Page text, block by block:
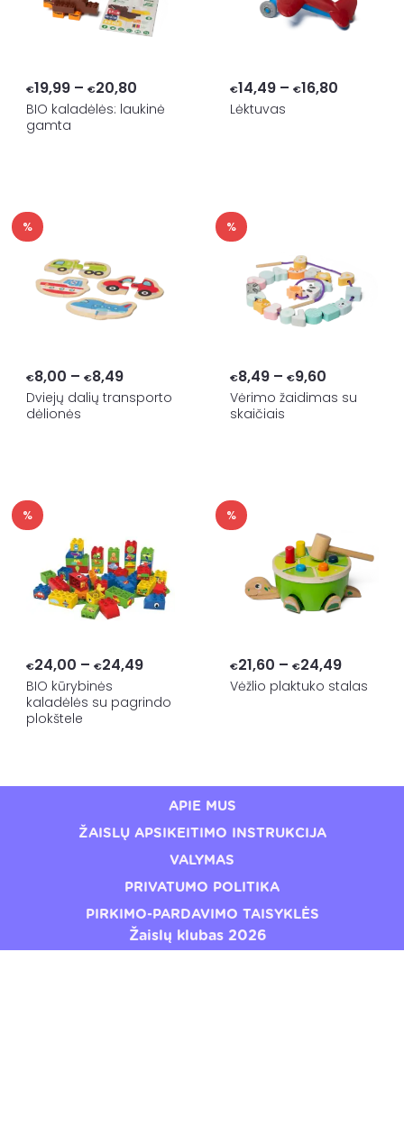
€19,99 – €20,80Price
range:
BIO kaladėlės: laukinė
gamta
€14,49 – €16,80Price
Lėktuvas
%
€8,00 – €8,49Price
range:
Dviejų dalių transporto
dėlionės
%
€8,49 – €9,60Price
range:
Vėrimo žaidimas su
skaičiais
%
€24,00 – €24,49Price
€24,00
BIO kūrybinės
kaladėlės su pagrindo
plokštele
%
€21,60 – €24,49Price
range:
Vėžlio plaktuko stalas
APIE MUS
ŽAISLŲ APSIKEITIMO INSTRUKCIJA
VALYMAS
PRIVATUMO POLITIKA
PIRKIMO-PARDAVIMO TAISYKLĖS
Žaislų klubas 2026